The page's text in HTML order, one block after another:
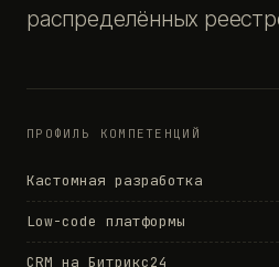
распределённых
ПРОФИЛЬ КОМПЕТЕНЦИЙ
Кастомная разработка
Low-code платформы
CRM на Битрикс24